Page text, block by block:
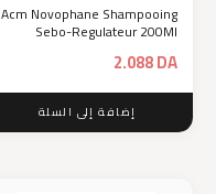
Acm Novophane Shampooing
Sebo-Regulateur 200Ml
2.088DA
إضافة إلى السلة